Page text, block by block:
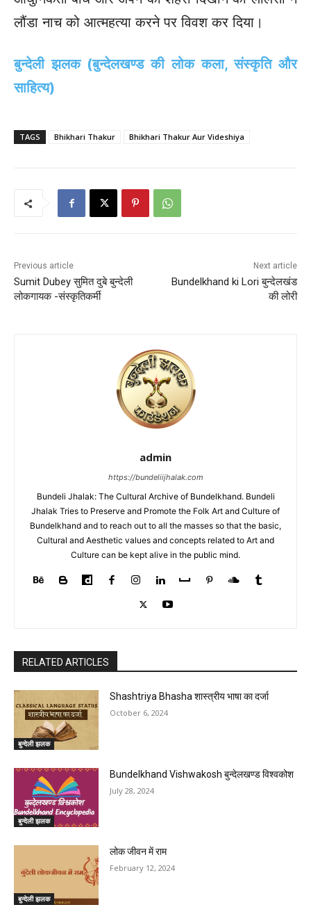
लौंडा नाच को आत्महत्या करने पर विवश कर दिया।
बुन्देली झलक (बुन्देलखण्ड की लोक कला, संस्कृति और
साहित्य)
TAGS Bhikhari Thakur Bhikhari Thakur Aur Videshiya
Previous article
Sumit Dubey सुमित दुबे बुन्देली
लोकगायक -संस्कृतिकर्मी
Next article
Bundelkhand ki Lori बुन्देलखंड
की लोरी
admin
https://bundeliijhalak.com
Bundeli Jhalak: The Cultural Archive of Bundelkhand. Bundeli
Jhalak Tries to Preserve and Promote the Folk Art and Culture of
Bundelkhand and to reach out to all the masses so that the basic,
Cultural and Aesthetic values and concepts related to Art and
Culture can be kept alive in the public mind.
RELATED ARTICLES
बुन्देली झलक
Shashtriya Bhasha शास्त्रीय भाषा का दर्जा
October 6, 2024
बुन्देली झलक
Bundelkhand Vishwakosh बुन्देलखण्ड विश्वकोश
July 28, 2024
बुन्देली झलक
लोक जीवन में राम
February 12, 2024